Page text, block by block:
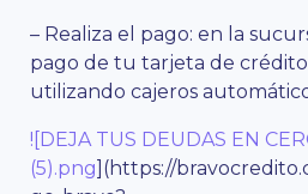
– Realiza el pago: en la
pago de tu tarjeta de
utilizando cajeros
![DEJA TUS DEUDAS EN
(5).png](https://